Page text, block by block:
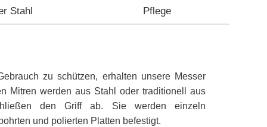
Stahl Pflege
zu schützen, erhalten unsere Messer
Mitren werden aus Stahl oder traditionell aus
den Griff ab. Sie werden einzeln
und polierten Platten befestigt.